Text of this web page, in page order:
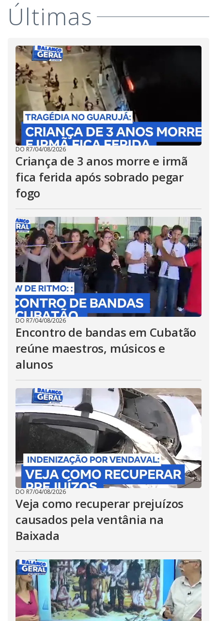
Últimas
DO R7/04/08/2026
Criança de 3 anos morre e irmã
fica ferida após sobrado pegar
fogo
DO R7/04/08/2026
Encontro de bandas em Cubatão
reúne maestros, músicos e
alunos
DO R7/04/08/2026
Veja como recuperar prejuízos
causados pela ventânia na
Baixada